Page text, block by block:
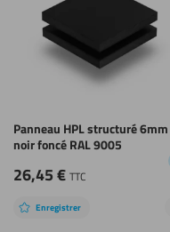
Panneau HPL structuré 6mm
noir foncé RAL 9005
26,45€ TTC
Enregistrer